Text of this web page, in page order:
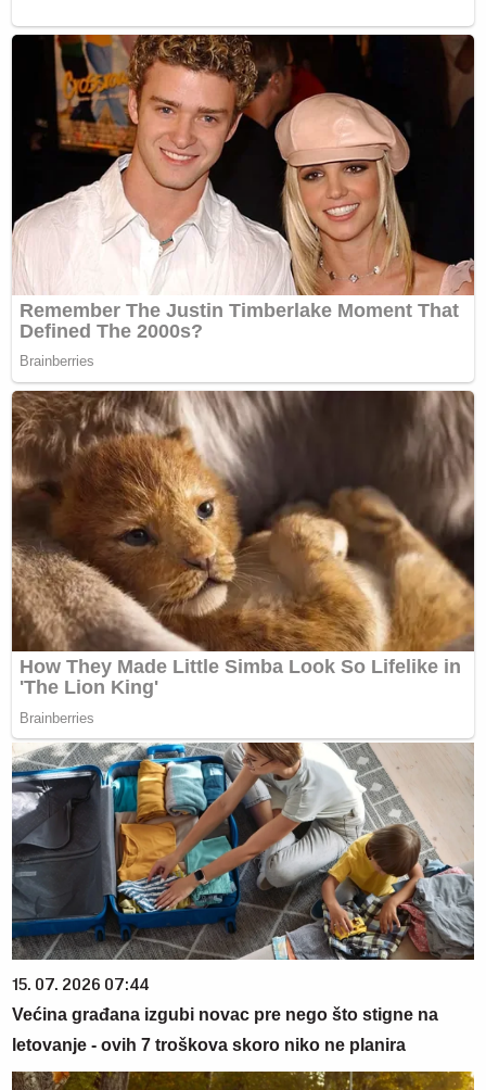
15. 07. 2026 07:44
Većina građana izgubi novac pre nego što stigne na
letovanje - ovih 7 troškova skoro niko ne planira